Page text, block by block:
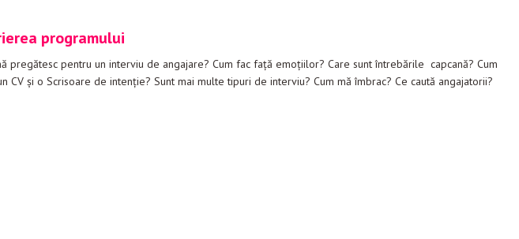
programului
pregătesc pentru un interviu de angajare? Cum fac faţă emoţiilor? Care sunt întrebările capcană? Cum
CV şi o Scrisoare de intenţie? Sunt mai multe tipuri de interviu? Cum mă îmbrac? Ce caută angajatorii?